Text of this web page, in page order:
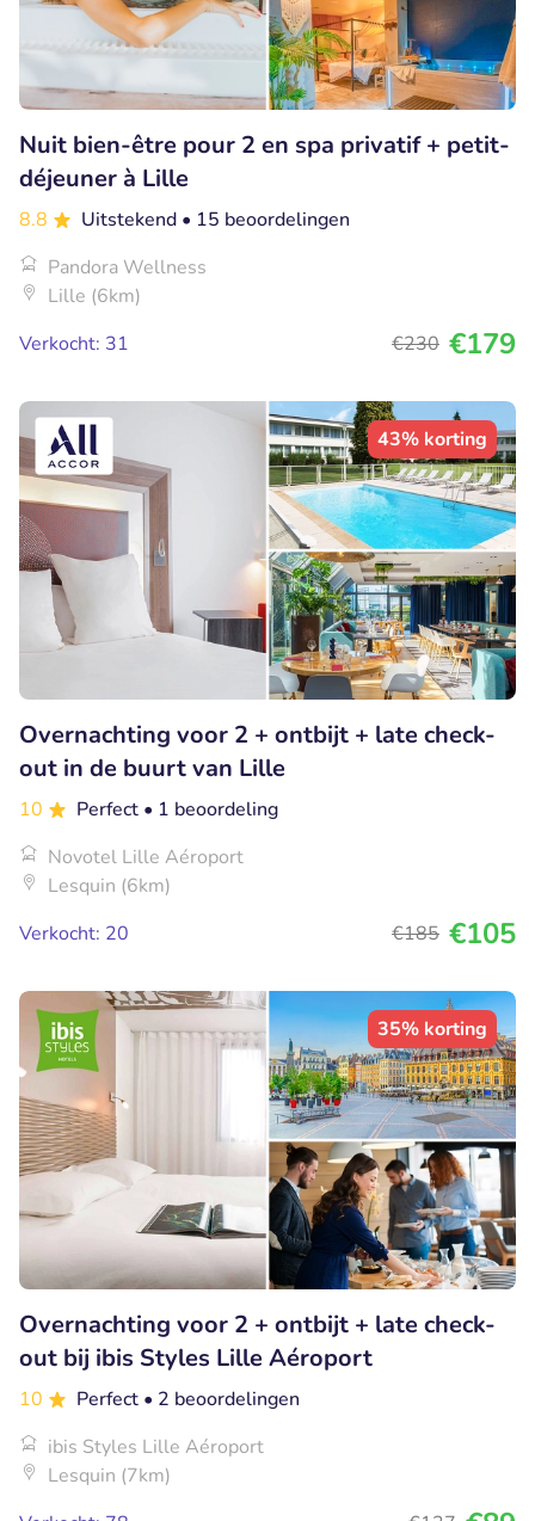
Nuit bien-être pour 2 en spa privatif + petit-
déjeuner à Lille
8.8 Uitstekend • 15 beoordelingen
Pandora Wellness
Lille (6km)
Verkocht: 31
€230 €179
43% korting
Overnachting voor 2 + ontbijt + late check-
out in de buurt van Lille
10 Perfect • 1 beoordeling
Novotel Lille Aéroport
Lesquin (6km)
Verkocht: 20
€185 €105
35% korting
Overnachting voor 2 + ontbijt + late check-
out bij ibis Styles Lille Aéroport
10 Perfect • 2 beoordelingen
ibis Styles Lille Aéroport
Lesquin (7km)